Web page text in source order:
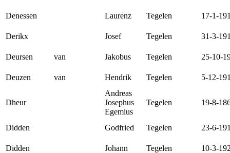
Denessen Laurenz Tegelen 17-1-
Derikx Josef Tegelen 31-3-
Deursen van Jakobus Tegelen 25-10-
Deuzen van Hendrik Tegelen 5-12-
Dheur
Andreas
Josephus
Egemius
Tegelen 19-8-
Didden Godfried Tegelen 23-6-
Didden Johann Tegelen 10-3-